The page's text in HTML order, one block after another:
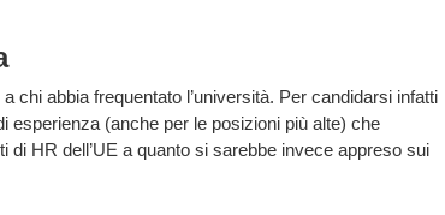
chi abbia frequentato l’università. Per candidarsi infatti
esperienza (anche per le posizioni più alte) che
di HR dell’UE a quanto si sarebbe invece appreso sui